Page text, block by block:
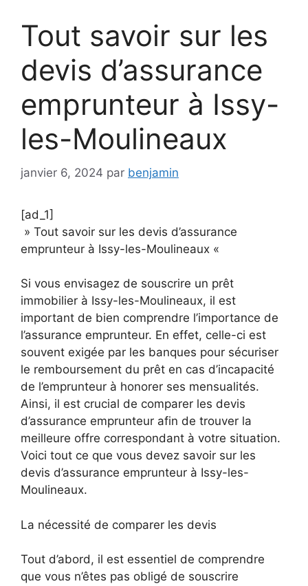
Tout savoir sur les
devis d’assurance
emprunteur à Issy-
les-Moulineaux
janvier 6, 2024 par benjamin
[ad_1]
» Tout savoir sur les devis d’assurance
emprunteur à Issy-les-Moulineaux «
Si vous envisagez de souscrire un prêt
immobilier à Issy-les-Moulineaux, il est
important de bien comprendre l’importance de
l’assurance emprunteur. En effet, celle-ci est
souvent exigée par les banques pour sécuriser
le remboursement du prêt en cas d’incapacité
de l’emprunteur à honorer ses mensualités.
Ainsi, il est crucial de comparer les devis
d’assurance emprunteur afin de trouver la
meilleure offre correspondant à votre situation.
Voici tout ce que vous devez savoir sur les
devis d’assurance emprunteur à Issy-les-
Moulineaux.
La nécessité de comparer les devis
Tout d’abord, il est essentiel de comprendre
que vous n’êtes pas obligé de souscrire